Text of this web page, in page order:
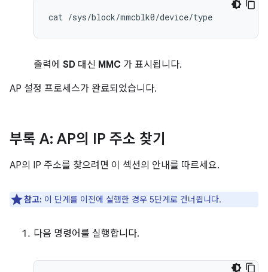
cat
출력에 SD 대신 MMC 가 표시됩니다.
AP 설정 프로세스가 완료되었습니다.
부록 A: AP의 IP 주소 찾기
AP의 IP 주소를 찾으려면 이 섹션의 안내를 따르세요.
참고: 이 단계를 이전에 실행한 경우 5단계로 건너뜁니다.
다음 명령어를 실행합니다.